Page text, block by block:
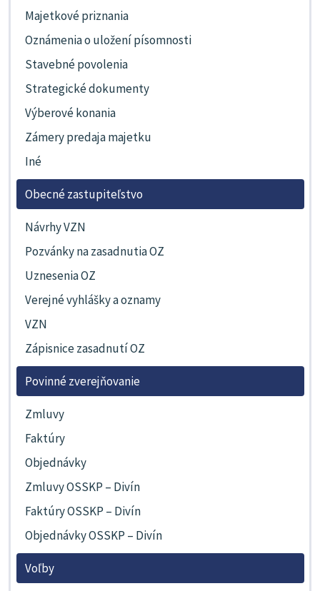
Majetkové priznania
Oznámenia o uložení písomnosti
Stavebné povolenia
Strategické dokumenty
Výberové konania
Zámery predaja majetku
Iné
Obecné zastupiteľstvo
Návrhy VZN
Pozvánky na zasadnutia OZ
Uznesenia OZ
Verejné vyhlášky a oznamy
VZN
Zápisnice zasadnutí OZ
Povinné zverejňovanie
Zmluvy
Faktúry
Objednávky
Zmluvy OSSKP – Divín
Faktúry OSSKP – Divín
Objednávky OSSKP – Divín
Voľby